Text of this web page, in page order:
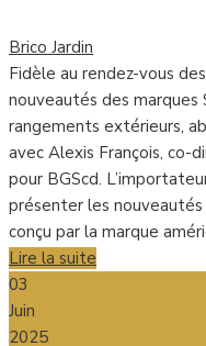
Brico Jardin
Fidèle au rendez-vous
nouveautés des marques
rangements extérieurs,
avec Alexis François, co-
pour BGScd.
présenter les
conçu par la marque
Lire la suite
03
Juin
2025